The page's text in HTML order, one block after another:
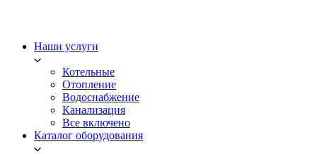
Наши услуги
Котельные
Отопление
Водоснабжение
Канализация
Все включено
Каталог оборудования